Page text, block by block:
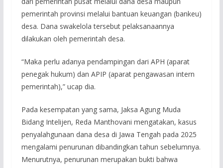
pemerintah provinsi melalui bantuan keuangan (bankeu)
desa. Dana swakelola tersebut pelaksanaannya
dilakukan oleh pemerintah desa.
“Maka perlu adanya pendampingan dari APH (aparat
penegak hukum) dan APIP (aparat pengawasan intern
pemerintah),” ucap dia.
Pada kesempatan yang sama, Jaksa Agung Muda
Bidang Intelijen, Reda Manthovani mengatakan, kasus
penyalahgunaan dana desa di Jawa Tengah pada 2025
mengalami penurunan dibandingkan tahun sebelumnya.
Menurutnya, penurunan merupakan bukti bahwa